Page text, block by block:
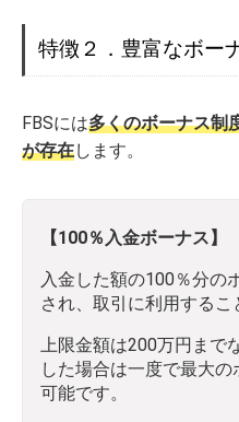
特徴２．豊富なボー
FBSには多くのボーナス制
が存在します。
【100％入金ボーナス】
入金した額の100％分の
され、取引に利用するこ
上限金額は200万円まで
した場合は一度で最大
可能です。